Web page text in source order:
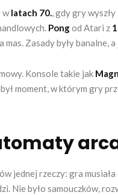
wlatach 70., gdy gry
Pongod Atari z
Zasady były banalne,
Konsole takie jak
moment, w którym gry
jednej rzeczy: gra
Nie było samouczków,